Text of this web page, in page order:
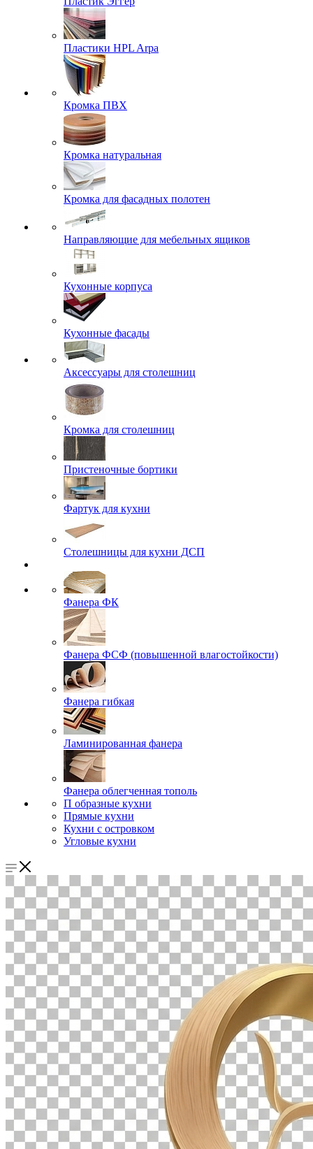
Пластики HPL Arpa
Кромка ПВХ
Кромка натуральная
Кромка для фасадных полотен
Направляющие для мебельных ящиков
Кухонные корпуса
Кухонные фасады
Аксессуары для столешниц
Кромка для столешниц
Пристеночные бортики
Фартук для кухни
Столешницы для кухни ДСП
Фанера ФК
Фанера ФСФ (повышенной влагостойкости)
Фанера гибкая
Ламинированная фанера
Фанера облегченная тополь
П образные кухни
Прямые кухни
Кухни с островком
Угловые кухни